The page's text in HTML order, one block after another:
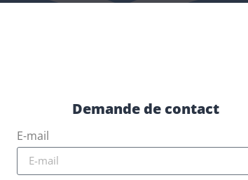
Demande de contact
E-mail